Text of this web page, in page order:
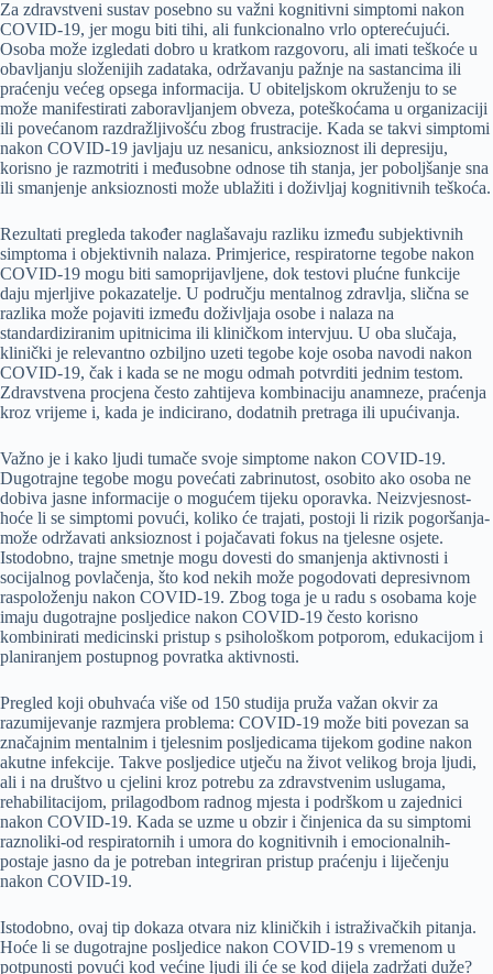
Za zdravstveni sustav posebno su važni kognitivni simptomi nakon
COVID-19, jer mogu biti tihi, ali funkcionalno vrlo opterećujući.
Osoba može izgledati dobro u kratkom razgovoru, ali imati teškoće u
obavljanju složenijih zadataka, održavanju pažnje na sastancima ili
praćenju većeg opsega informacija. U obiteljskom okruženju to se
može manifestirati zaboravljanjem obveza, poteškoćama u organizaciji
ili povećanom razdražljivošću zbog frustracije. Kada se takvi simptomi
nakon COVID-19 javljaju uz nesanicu, anksioznost ili depresiju,
korisno je razmotriti i međusobne odnose tih stanja, jer poboljšanje sna
ili smanjenje anksioznosti može ublažiti i doživljaj kognitivnih teškoća.
Rezultati pregleda također naglašavaju razliku između subjektivnih
simptoma i objektivnih nalaza. Primjerice, respiratorne tegobe nakon
COVID-19 mogu biti samoprijavljene, dok testovi plućne funkcije
daju mjerljive pokazatelje. U području mentalnog zdravlja, slična se
razlika može pojaviti između doživljaja osobe i nalaza na
standardiziranim upitnicima ili kliničkom intervjuu. U oba slučaja,
klinički je relevantno ozbiljno uzeti tegobe koje osoba navodi nakon
COVID-19, čak i kada se ne mogu odmah potvrditi jednim testom.
Zdravstvena procjena često zahtijeva kombinaciju anamneze, praćenja
kroz vrijeme i, kada je indicirano, dodatnih pretraga ili upućivanja.
Važno je i kako ljudi tumače svoje simptome nakon COVID-19.
Dugotrajne tegobe mogu povećati zabrinutost, osobito ako osoba ne
dobiva jasne informacije o mogućem tijeku oporavka. Neizvjesnost-
hoće li se simptomi povući, koliko će trajati, postoji li rizik pogoršanja-
može održavati anksioznost i pojačavati fokus na tjelesne osjete.
Istodobno, trajne smetnje mogu dovesti do smanjenja aktivnosti i
socijalnog povlačenja, što kod nekih može pogodovati depresivnom
raspoloženju nakon COVID-19. Zbog toga je u radu s osobama koje
imaju dugotrajne posljedice nakon COVID-19 često korisno
kombinirati medicinski pristup s psihološkom potporom, edukacijom i
planiranjem postupnog povratka aktivnosti.
Pregled koji obuhvaća više od 150 studija pruža važan okvir za
razumijevanje razmjera problema: COVID-19 može biti povezan sa
značajnim mentalnim i tjelesnim posljedicama tijekom godine nakon
akutne infekcije. Takve posljedice utječu na život velikog broja ljudi,
ali i na društvo u cjelini kroz potrebu za zdravstvenim uslugama,
rehabilitacijom, prilagodbom radnog mjesta i podrškom u zajednici
nakon COVID-19. Kada se uzme u obzir i činjenica da su simptomi
raznoliki-od respiratornih i umora do kognitivnih i emocionalnih-
postaje jasno da je potreban integriran pristup praćenju i liječenju
nakon COVID-19.
Istodobno, ovaj tip dokaza otvara niz kliničkih i istraživačkih pitanja.
Hoće li se dugotrajne posljedice nakon COVID-19 s vremenom u
potpunosti povući kod većine ljudi ili će se kod dijela zadržati duže?